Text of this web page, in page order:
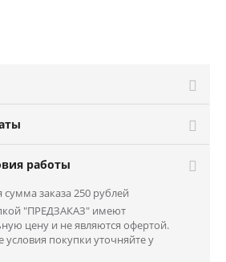
работы
заказа 250 рублей
"ПРЕДЗАКАЗ" имеют
цену и не являются офертой.
условия покупки уточняйте у